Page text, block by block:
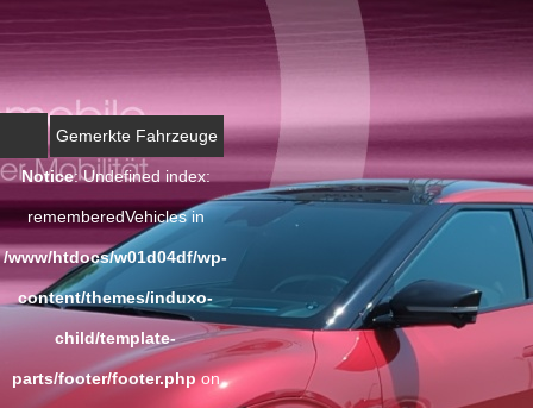
Notice: Undefined index:
rememberedVehicles in
/www/htdocs/w01d04df/wp-
content/themes/induxo-
child/template-
parts/footer/footer.phpon
Gemerkte Fahrzeuge